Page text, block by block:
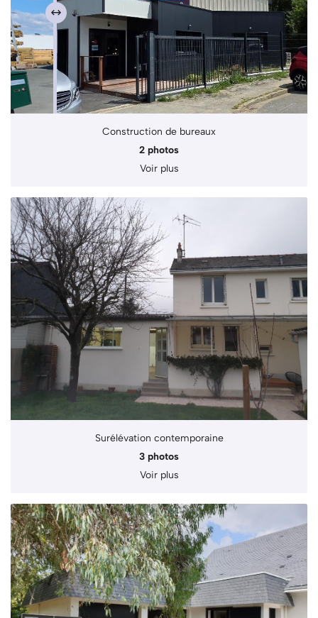
Construction de bureaux
2 photos
Voir plus
Surélévation contemporaine
3 photos
Voir plus